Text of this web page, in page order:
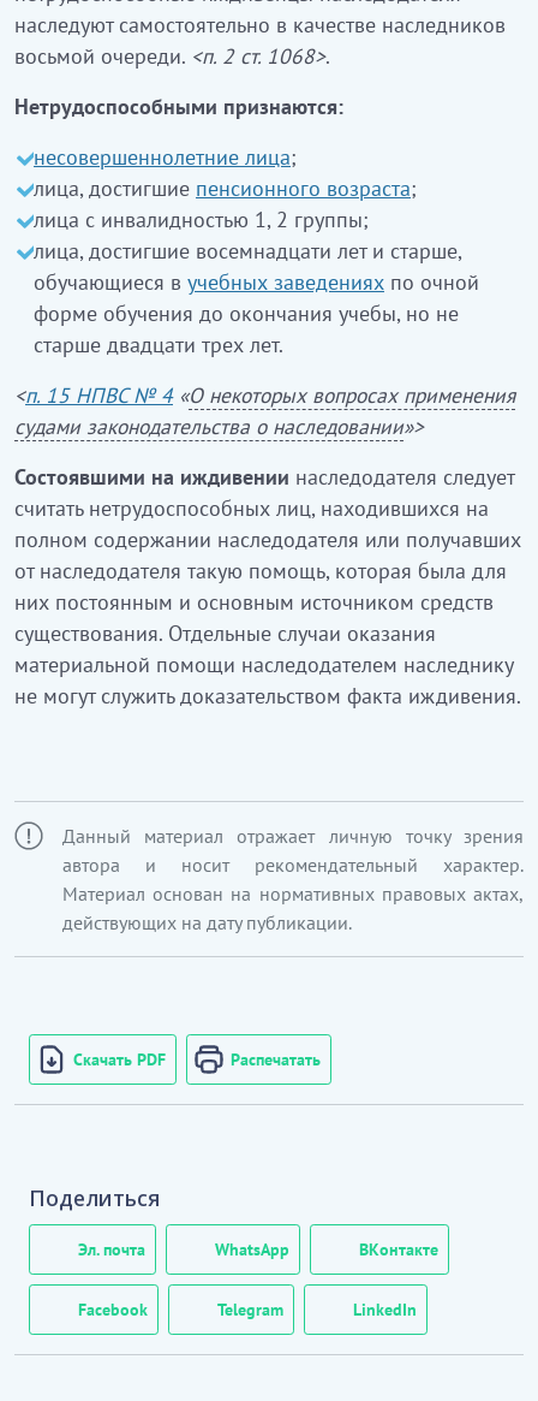
наследуют самостоятельно в качестве наследников
восьмой очереди. <п. 2 ст. 1068>.
Нетрудоспособными признаются:
несовершеннолетние лица;
лица, достигшие пенсионного возраста;
лица с инвалидностью 1, 2 группы;
лица, достигшие восемнадцати лет и старше,
обучающиеся в учебных заведениях по очной
форме обучения до окончания учебы, но не
старше двадцати трех лет.
<п. 15 НПВС № 4«О некоторых вопросах применения
судами законодательства о наследовании»>
Состоявшими на иждивении наследодателя следует
считать нетрудоспособных лиц, находившихся на
полном содержании наследодателя или получавших
от наследодателя такую помощь, которая была для
них постоянным и основным источником средств
существования. Отдельные случаи оказания
материальной помощи наследодателем наследнику
не могут служить доказательством факта иждивения.
Данный материал отражает личную точку зрения
автора и носит рекомендательный характер.
Материал основан на нормативных правовых актах,
действующих на дату публикации.
Скачать PDF Распечатать
Поделиться
Эл. почта WhatsApp ВКонтакте
Facebook Telegram LinkedIn